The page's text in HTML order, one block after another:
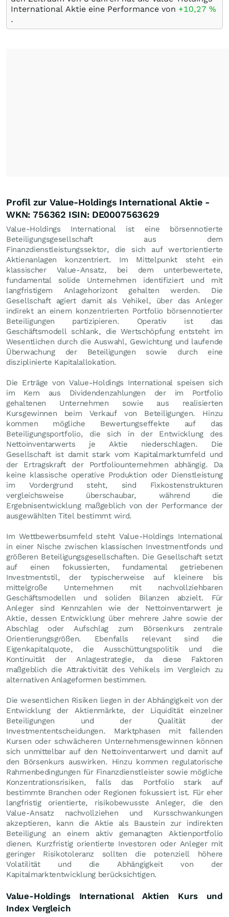
International Aktie eine Performance von +10,27 %
.
Profil zur Value-Holdings International Aktie -
WKN: 756362 ISIN: DE0007563629
Value-Holdings International ist eine börsennotierte
Beteiligungsgesellschaft aus dem
Finanzdienstleistungssektor, die sich auf wertorientierte
Aktienanlagen konzentriert. Im Mittelpunkt steht ein
klassischer Value-Ansatz, bei dem unterbewertete,
fundamental solide Unternehmen identifiziert und mit
langfristigem Anlagehorizont gehalten werden. Die
Gesellschaft agiert damit als Vehikel, über das Anleger
indirekt an einem konzentrierten Portfolio börsennotierter
Beteiligungen partizipieren. Operativ ist das
Geschäftsmodell schlank, die Wertschöpfung entsteht im
Wesentlichen durch die Auswahl, Gewichtung und laufende
Überwachung der Beteiligungen sowie durch eine
disziplinierte Kapitalallokation.
Die Erträge von Value-Holdings International speisen sich
im Kern aus Dividendenzahlungen der im Portfolio
gehaltenen Unternehmen sowie aus realisierten
Kursgewinnen beim Verkauf von Beteiligungen. Hinzu
kommen mögliche Bewertungseffekte auf das
Beteiligungsportfolio, die sich in der Entwicklung des
Nettoinventarwerts je Aktie niederschlagen. Die
Gesellschaft ist damit stark vom Kapitalmarktumfeld und
der Ertragskraft der Portfoliounternehmen abhängig. Da
keine klassische operative Produktion oder Dienstleistung
im Vordergrund steht, sind Fixkostenstrukturen
vergleichsweise überschaubar, während die
Ergebnisentwicklung maßgeblich von der Performance der
ausgewählten Titel bestimmt wird.
Im Wettbewerbsumfeld steht Value-Holdings International
in einer Nische zwischen klassischen Investmentfonds und
größeren Beteiligungsgesellschaften. Die Gesellschaft setzt
auf einen fokussierten, fundamental getriebenen
Investmentstil, der typischerweise auf kleinere bis
mittelgroße Unternehmen mit nachvollziehbaren
Geschäftsmodellen und soliden Bilanzen abzielt. Für
Anleger sind Kennzahlen wie der Nettoinventarwert je
Aktie, dessen Entwicklung über mehrere Jahre sowie der
Abschlag oder Aufschlag zum Börsenkurs zentrale
Orientierungsgrößen. Ebenfalls relevant sind die
Eigenkapitalquote, die Ausschüttungspolitik und die
Kontinuität der Anlagestrategie, da diese Faktoren
maßgeblich die Attraktivität des Vehikels im Vergleich zu
alternativen Anlageformen bestimmen.
Die wesentlichen Risiken liegen in der Abhängigkeit von der
Entwicklung der Aktienmärkte, der Liquidität einzelner
Beteiligungen und der Qualität der
Investmententscheidungen. Marktphasen mit fallenden
Kursen oder schwächeren Unternehmensgewinnen können
sich unmittelbar auf den Nettoinventarwert und damit auf
den Börsenkurs auswirken. Hinzu kommen regulatorische
Rahmenbedingungen für Finanzdienstleister sowie mögliche
Konzentrationsrisiken, falls das Portfolio stark auf
bestimmte Branchen oder Regionen fokussiert ist. Für eher
langfristig orientierte, risikobewusste Anleger, die den
Value-Ansatz nachvollziehen und Kursschwankungen
akzeptieren, kann die Aktie als Baustein zur indirekten
Beteiligung an einem aktiv gemanagten Aktienportfolio
dienen. Kurzfristig orientierte Investoren oder Anleger mit
geringer Risikotoleranz sollten die potenziell höhere
Volatilität und die Abhängigkeit von der
Kapitalmarktentwicklung berücksichtigen.
Value-Holdings International Aktien Kurs und
Index Vergleich